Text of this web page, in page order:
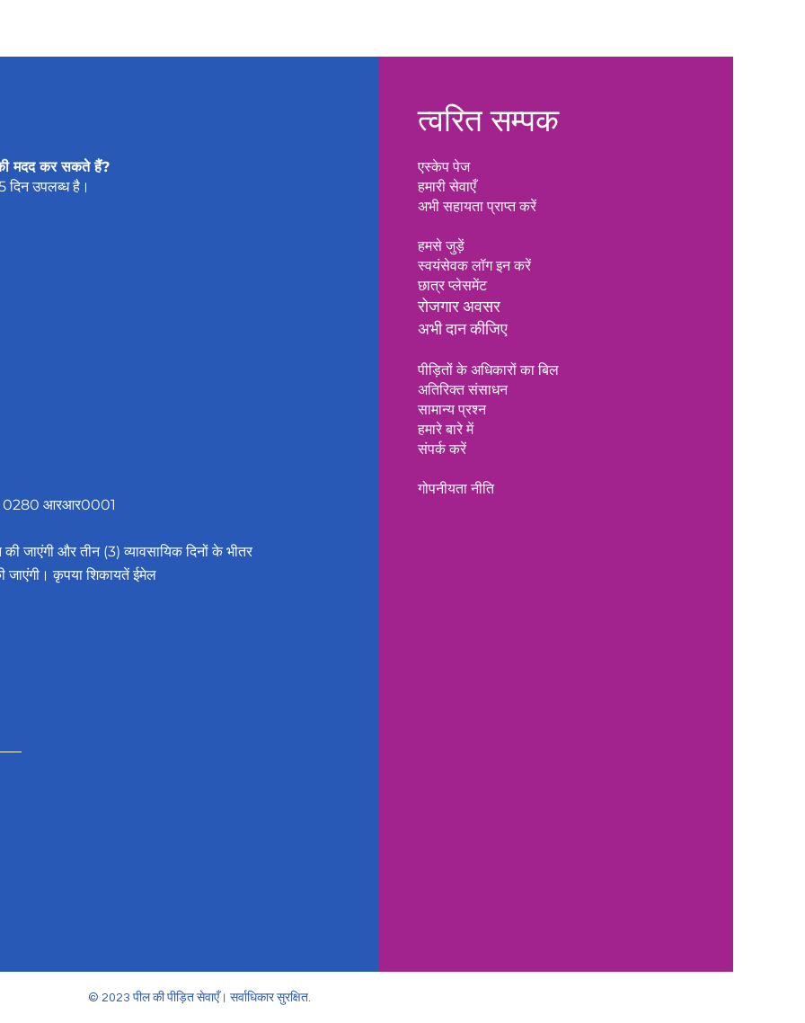
मदद कर सकते हैं?
दिन उपलब्ध है।
0280 आरआर0001
की जाएंगी और तीन (3) व्यावसायिक दिनों के भीतर
जाएंगी। कृपया शिकायतें ईमेल
त्वरित सम्पक
एस्केप पेज
हमारी सेवाएँ
अभी सहायता प्राप्त करें
हमसे जुड़ें
स्वयंसेवक लॉग इन करें
छात्र प्लेसमेंट
रोजगार अवसर
अभी दान कीजिए
पीड़ितों के अधिकारों का बिल
अतिरिक्त संसाधन
सामान्य प्रश्न
हमारे बारे में
संपर्क करें
गोपनीयता नीति
© 2023 पील की पीड़ित सेवाएँ। सर्वाधिकार सुरक्षित.